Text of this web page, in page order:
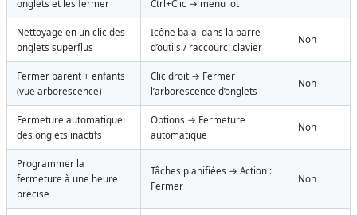
onglets et les fermer
Ctrl+Clic → menu lot
Nettoyage en un clic des
onglets superflus
Icône balai dans la barre
d’outils / raccourci clavier
Non
Fermer parent + enfants
(vue arborescence)
Clic droit → Fermer
l’arborescence d’onglets
Non
Fermeture automatique
des onglets inactifs
Options → Fermeture
automatique
Non
Programmer la
fermeture à une heure
précise
Tâches planifiées → Action :
Fermer
Non